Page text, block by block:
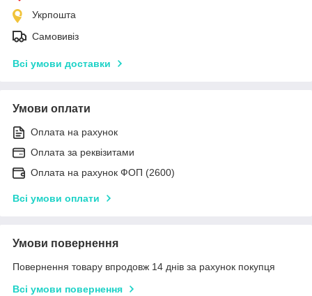
Укрпошта
Самовивіз
Всі умови доставки
Умови оплати
Оплата на рахунок
Оплата за реквізитами
Оплата на рахунок ФОП (2600)
Всі умови оплати
Умови повернення
Повернення товару впродовж 14 днів за рахунок покупця
Всі умови повернення